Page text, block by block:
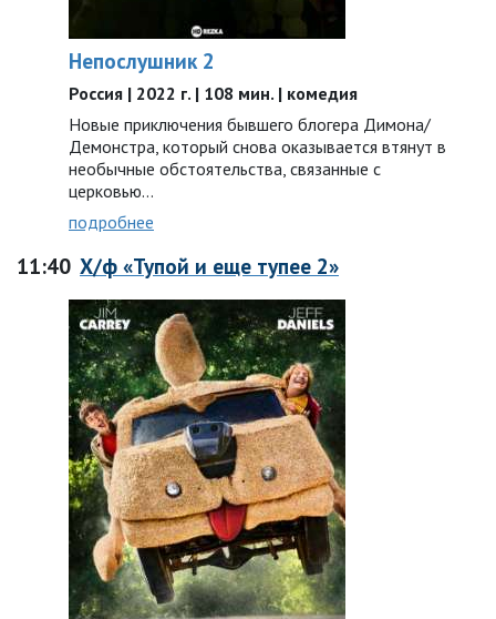
Непослушник 2
Россия | 2022 г. | 108 мин. | комедия
Новые приключения бывшего блогера Димона/
Демонстра, который снова оказывается втянут в
необычные обстоятельства, связанные с
церковью…
подробнее
11:40 Х/ф «Тупой и еще тупее 2»